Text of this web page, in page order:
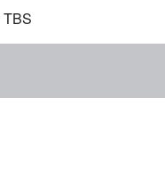
TBS